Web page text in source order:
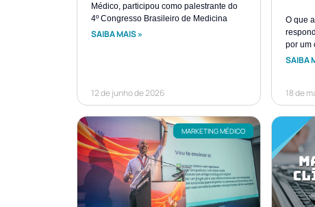
Médico, participou como palestrante do
4º Congresso Brasileiro de Medicina
SAIBA MAIS »
12 de junho de 2026
O que
por um
SAIBA
18 de
MARKETING MÉDICO